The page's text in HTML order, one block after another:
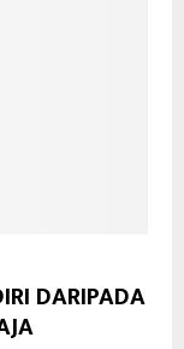
DARIPADA